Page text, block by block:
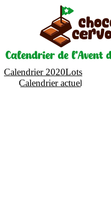
Calendrier 2020Lots
Calendrier actuel